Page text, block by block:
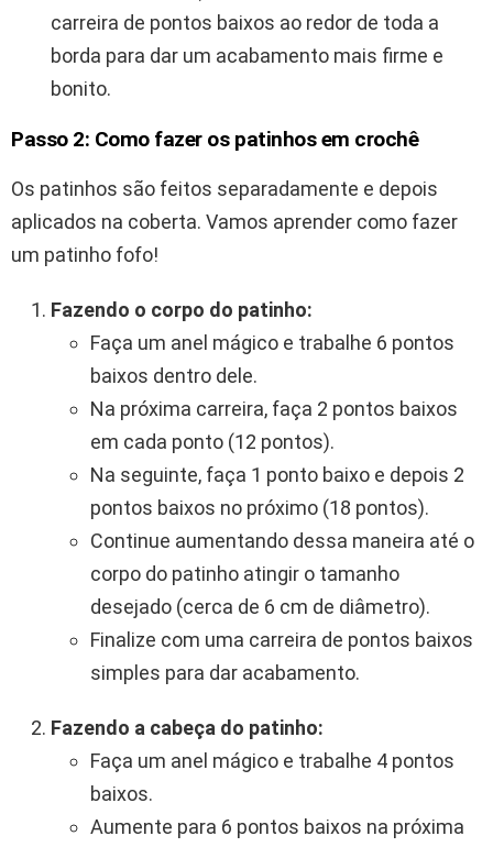
carreira de pontos baixos ao redor de toda a
borda para dar um acabamento mais firme e
bonito.
Passo 2: Como fazer os patinhos em crochê
Os patinhos são feitos separadamente e depois
aplicados na coberta. Vamos aprender como fazer
um patinho fofo!
Fazendo o corpo do patinho:
Faça um anel mágico e trabalhe 6 pontos
baixos dentro dele.
Na próxima carreira, faça 2 pontos baixos
em cada ponto (12 pontos).
Na seguinte, faça 1 ponto baixo e depois 2
pontos baixos no próximo (18 pontos).
Continue aumentando dessa maneira até o
corpo do patinho atingir o tamanho
desejado (cerca de 6 cm de diâmetro).
Finalize com uma carreira de pontos baixos
simples para dar acabamento.
Fazendo a cabeça do patinho:
Faça um anel mágico e trabalhe 4 pontos
baixos.
Aumente para 6 pontos baixos na próxima